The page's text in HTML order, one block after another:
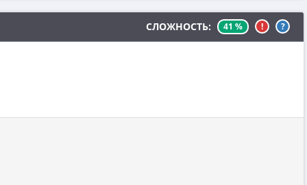
СЛОЖНОСТЬ: 41 % ! ?